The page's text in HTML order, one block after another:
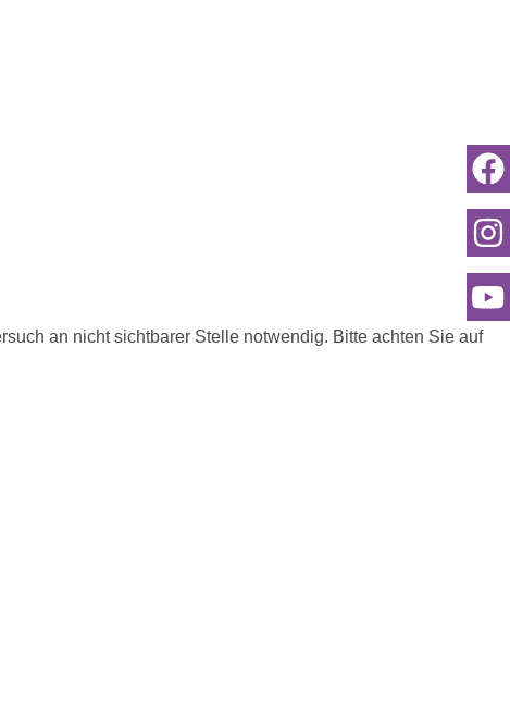
an nicht sichtbarer Stelle notwendig. Bitte achten Sie auf